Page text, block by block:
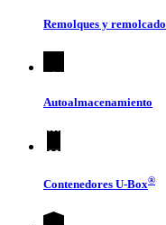
Remolques y remolcado
Autoalmacenamiento
Contenedores U-Box®